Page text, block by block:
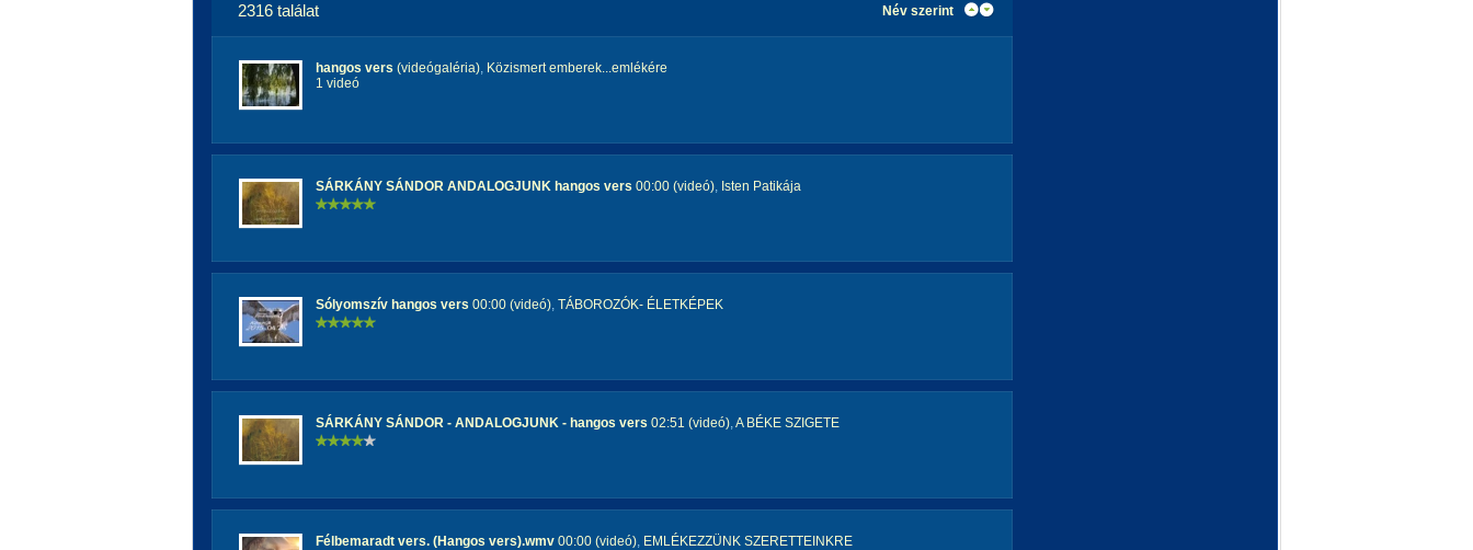
2316 találat Név szerint
hangos vers (videógaléria), Közismert emberek...emlékére
1 videó
SÁRKÁNY SÁNDOR ANDALOGJUNK hangos vers 00:00 (videó), Isten Patikája
Sólyomszív hangos vers 00:00 (videó), TÁBOROZÓK- ÉLETKÉPEK
SÁRKÁNY SÁNDOR - ANDALOGJUNK - hangos vers 02:51 (videó),A BÉKE SZIGETE
Félbemaradt vers. (Hangos vers).wmv 00:00 (videó), EMLÉKEZZÜNK SZERETTEINKRE